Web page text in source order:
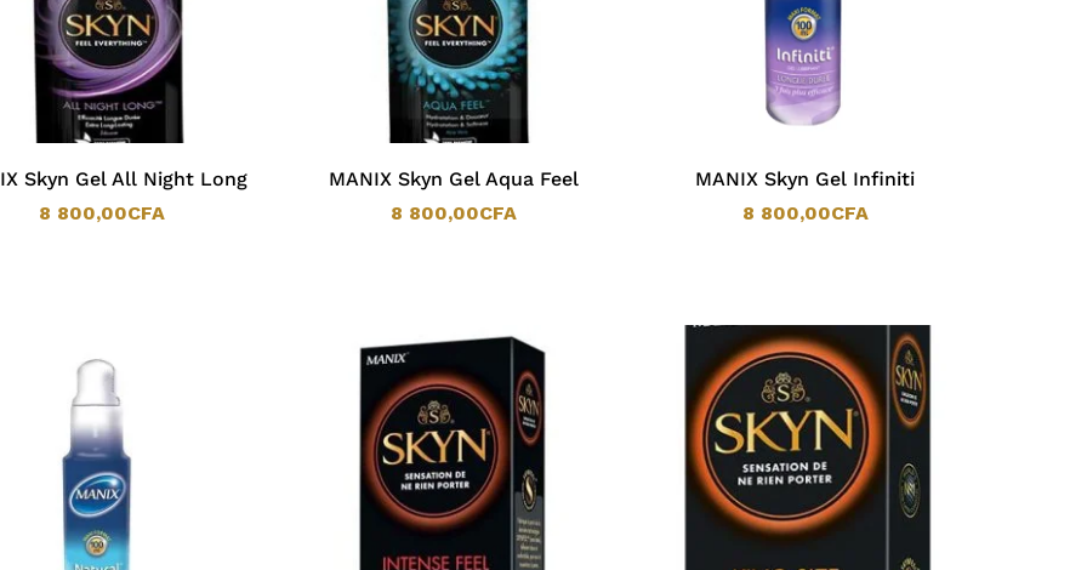
Skyn Gel All Night Long
8 800,00CFA
MANIX Skyn Gel Aqua Feel
8 800,00CFA
MANIX Skyn Gel Infiniti
8 800,00CFA